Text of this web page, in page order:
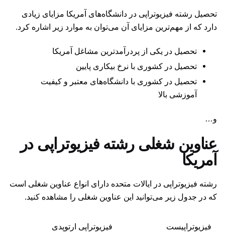
تحصیل رشته فیزیوتراپی در دانشگاه‌های آمریکا مزایای زیادی
دارد که از مهم‌ترین مزایای آن می‌توان به موارد زیر اشاره کرد.
تحصیل در یکی از پردرآمدترین مشاغل آمریکا
تحصیل در کشوری با نرخ بیکاری پایین
تحصیل در کشوری با دانشگاه‌های معتبر و کیفیت
آموزشی بالا
و…
عناوین شغلی رشته فیزیوتراپی در
آمریکا
رشته فیزیوتراپی در ایالات متحده دارای انواع عناوین شغلی است
که در جدول زیر می‌توانید این عناوین شغلی را مشاهده کنید.
فیزیوتراپیست فیزیوتراپی ارتوپدی